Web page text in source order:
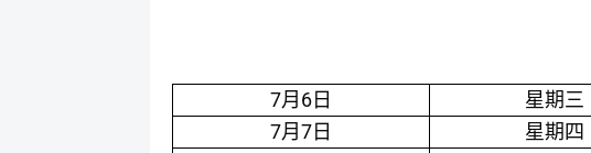
7月 6日 星期三
7月 7日 星期四